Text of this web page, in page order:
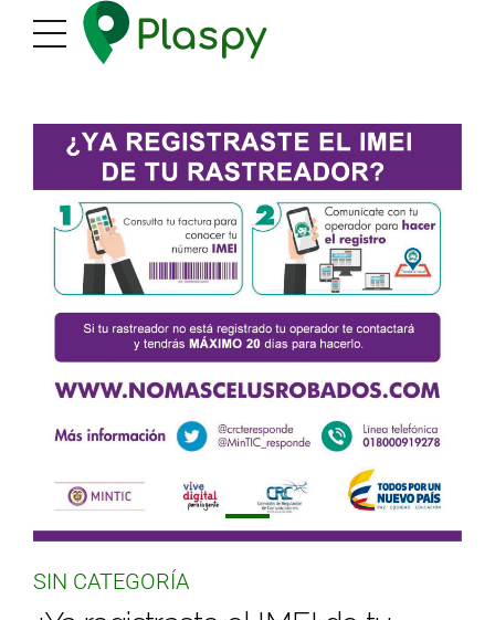
SIN CATEGORÍA